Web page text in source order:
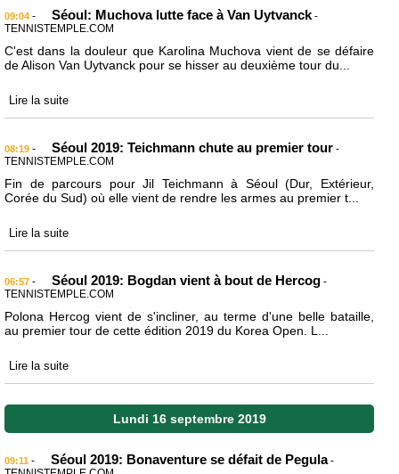
09:04 - Séoul: Muchova lutte face à Van Uytvanck -
TENNISTEMPLE.COM
C'est dans la douleur que Karolina Muchova vient de se défaire
de Alison Van Uytvanck pour se hisser au deuxième tour du...
Lire la suite
08:19 - Séoul 2019: Teichmann chute au premier tour -
TENNISTEMPLE.COM
Fin de parcours pour Jil Teichmann à Séoul (Dur, Extérieur,
Corée du Sud) où elle vient de rendre les armes au premier t...
Lire la suite
06:57 - Séoul 2019: Bogdan vient à bout de Hercog -
TENNISTEMPLE.COM
Polona Hercog vient de s'incliner, au terme d'une belle bataille,
au premier tour de cette édition 2019 du Korea Open. L...
Lire la suite
Lundi 16 septembre 2019
09:11 - Séoul 2019: Bonaventure se défait de Pegula -